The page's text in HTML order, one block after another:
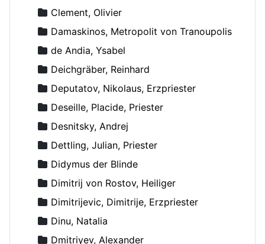
Clement, Olivier
Damaskinos, Metropolit von Tranoupolis
de Andia, Ysabel
Deichgräber, Reinhard
Deputatov, Nikolaus, Erzpriester
Deseille, Placide, Priester
Desnitsky, Andrej
Dettling, Julian, Priester
Didymus der Blinde
Dimitrij von Rostov, Heiliger
Dimitrijevic, Dimitrije, Erzpriester
Dinu, Natalia
Dmitriyev, Alexander